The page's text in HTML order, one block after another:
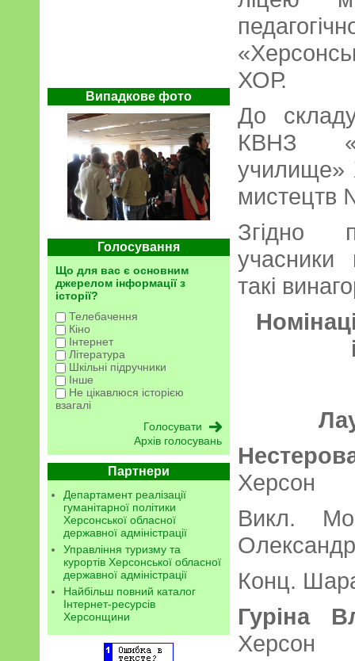
Випадкове фото
Голосування
Що для вас є основним
джерелом інформації з
історії?
Телебачення
Кіно
Інтернет
Література
Шкільні підручники
Інше
Не цікавлюся історією
взагалі
Архів голосувань
Партнери
Департамент реалізації
гуманітарної політики
Херсонської обласної
державної адміністрації
Управління туризму та
курортів Херсонської обласної
державної адміністрації
Найбільш повний каталог
Інтернет-ресурсів
Херсонщини
ХОР.
До
КВНЗ
училище»
мистецтв
Згідно
учасники
такі
Викл.
Конц.
Гуріна